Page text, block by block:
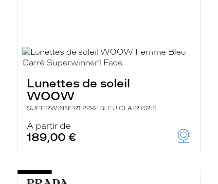
Lunettes de soleil
WOOW
SUPERWINNER1 2292 BLEU CLAIR CRIS
À partir de
189,00 €